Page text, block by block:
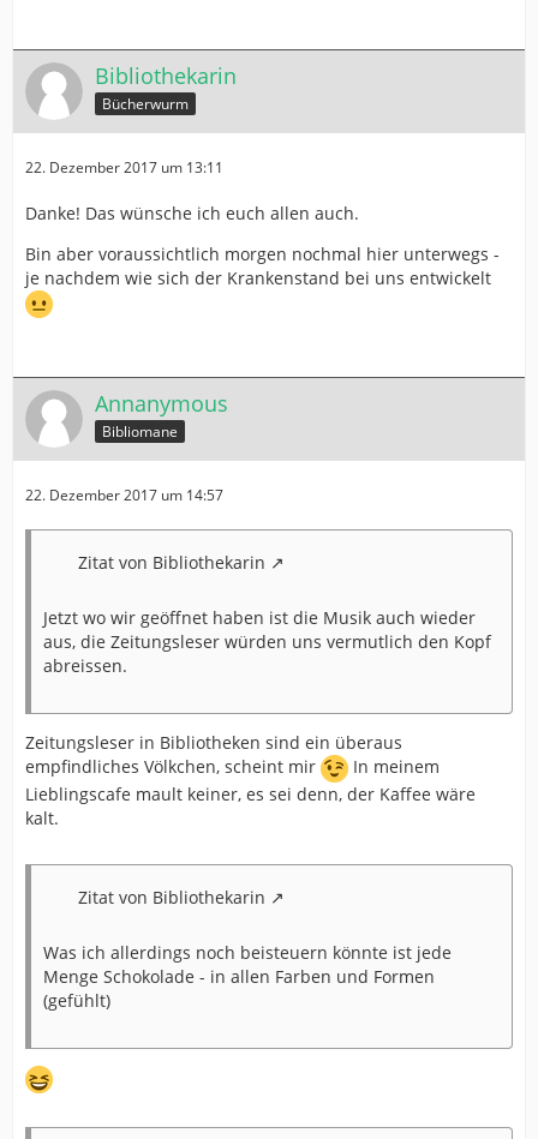
Bibliothekarin
Bücherwurm
22. Dezember 2017 um 13:11
Danke! Das wünsche ich euch allen auch.
Bin aber voraussichtlich morgen nochmal hier unterwegs -
je nachdem wie sich der Krankenstand bei uns entwickelt
Annanymous
Bibliomane
22. Dezember 2017 um 14:57
Zitat von Bibliothekarin
Jetzt wo wir geöffnet haben ist die Musik auch wieder
aus, die Zeitungsleser würden uns vermutlich den Kopf
abreissen.
Zeitungsleser in Bibliotheken sind ein überaus
empfindliches Völkchen, scheint mir
In meinem
Lieblingscafe mault keiner, es sei denn, der Kaffee wäre
kalt.
Zitat von Bibliothekarin
Was ich allerdings noch beisteuern könnte ist jede
Menge Schokolade - in allen Farben und Formen
(gefühlt)